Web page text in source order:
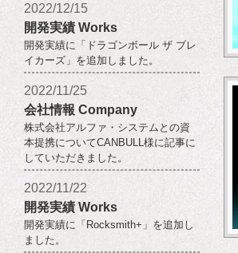
2022/12/15
開発実績 Works
開発実績に「ドラゴンボール ザ ブレ
イカーズ」を追加しました。
2022/11/25
会社情報 Company
株式会社アルファ・システムとの資
本提携についてCANBULL様に記事に
していただきました。
2022/11/22
開発実績 Works
開発実績に「Rocksmith+」を追加し
ました。